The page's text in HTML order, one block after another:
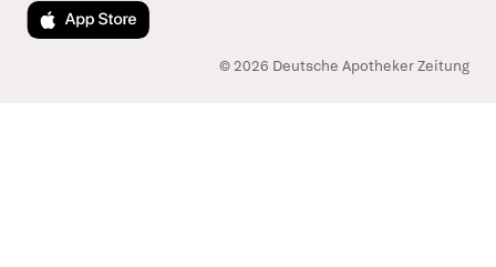
Laden im App Store
© 2026 Deutsche Apotheker Zeitung